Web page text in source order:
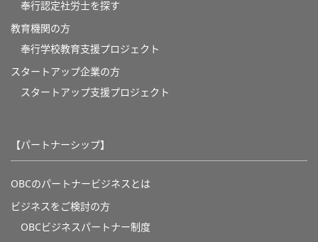
奉行認定社労士を探す
教育機関の方
奉⾏学校教育⽀援プロジェクト
スタートアップ企業の方
スタートアップ支援プロジェクト
【パートナーシップ】
OBCのパートナービジネスとは
ビジネスをご検討の方
OBCビジネスパートナー制度